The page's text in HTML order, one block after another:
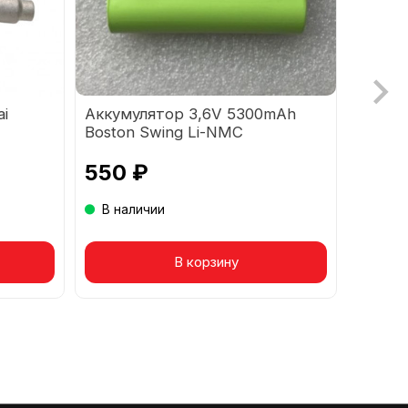
Товар в корзине
Аккумулятор 3,6V 5300mAh
Boston Swing Li-NMC
550 ₽
В наличии
В корзину